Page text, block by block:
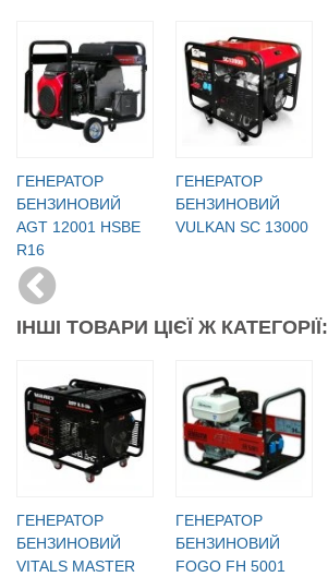
ГЕНЕРАТОР
БЕНЗИНОВИЙ
AGT 12001 HSBE
R16
ГЕНЕРАТОР
БЕНЗИНОВИЙ
VULKAN SC 13000
ІНШІ ТОВАРИ ЦІЄЇ Ж КАТЕГОРІЇ:
ГЕНЕРАТОР
БЕНЗИНОВИЙ
VITALS MASTER
ГЕНЕРАТОР
БЕНЗИНОВИЙ
FOGO FH 5001